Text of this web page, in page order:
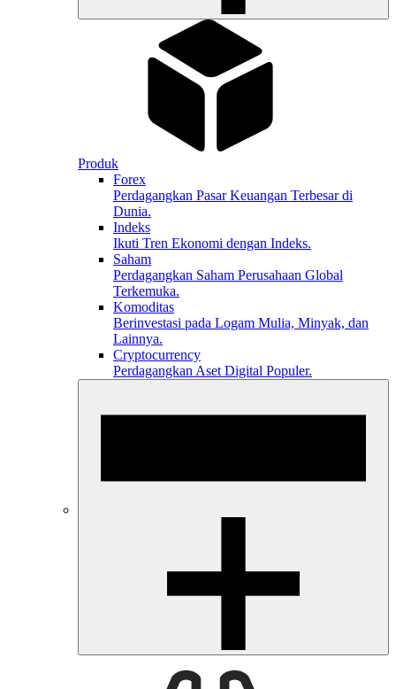
Produk
Forex
Perdagangkan Pasar Keuangan Terbesar di
Dunia.
Indeks
Ikuti Tren Ekonomi dengan Indeks.
Saham
Perdagangkan Saham Perusahaan Global
Terkemuka.
Komoditas
Berinvestasi pada Logam Mulia, Minyak, dan
Lainnya.
Cryptocurrency
Perdagangkan Aset Digital Populer.